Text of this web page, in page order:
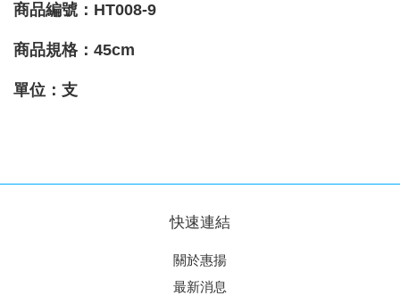
商品編號：HT008-9
商品規格：45cm
單位：支
快速連結
關於惠揚
最新消息